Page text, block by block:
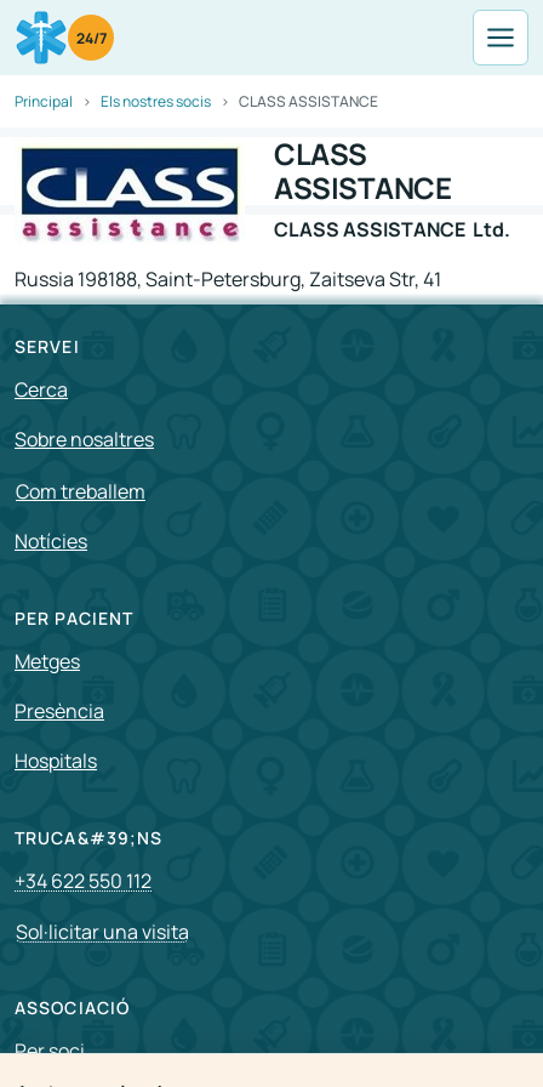
24/7
Principal Els nostres socis CLASS ASSISTANCE
CLASS
ASSISTANCE
CLASS ASSISTANCE Ltd.
Russia 198188, Saint-Petersburg, Zaitseva Str, 41
SERVEI
Cerca
Sobre nosaltres
Com treballem
Notícies
PER PACIENT
Metges
Presència
Hospitals
TRUCA&#39;NS
+34 622 550 112
Sol·licitar una visita
ASSOCIACIÓ
Per soci